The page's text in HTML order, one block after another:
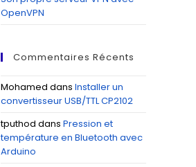
OpenVPN
Commentaires Récents
Mohamed dans Installer un
convertisseur USB/TTL CP2102
tputhod dans Pression et
température en Bluetooth avec
Arduino